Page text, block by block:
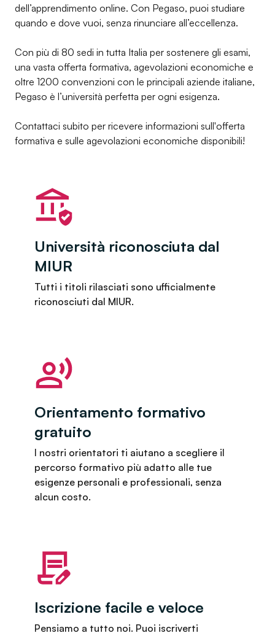
dell’apprendimento online. Con Pegaso, puoi studiare
quando e dove vuoi, senza rinunciare all’eccellenza.
Con più di 80 sedi in tutta Italia per sostenere gli esami,
una vasta offerta formativa, agevolazioni economiche e
oltre 1200 convenzioni con le principali aziende italiane,
Pegaso è l’università perfetta per ogni esigenza.
Contattaci subito per ricevere informazioni sull'offerta
formativa e sulle agevolazioni economiche disponibili!
Università riconosciuta dal
MIUR
Tutti i titoli rilasciati sono ufficialmente
riconosciuti dal MIUR.
Orientamento formativo
gratuito
I nostri orientatori ti aiutano a scegliere il
percorso formativo più adatto alle tue
esigenze personali e professionali, senza
alcun costo.
Iscrizione facile e veloce
Pensiamo a tutto noi. Puoi iscriverti